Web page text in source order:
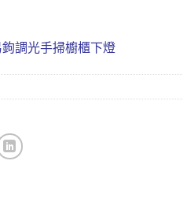
鉤調光手掃櫥櫃下燈